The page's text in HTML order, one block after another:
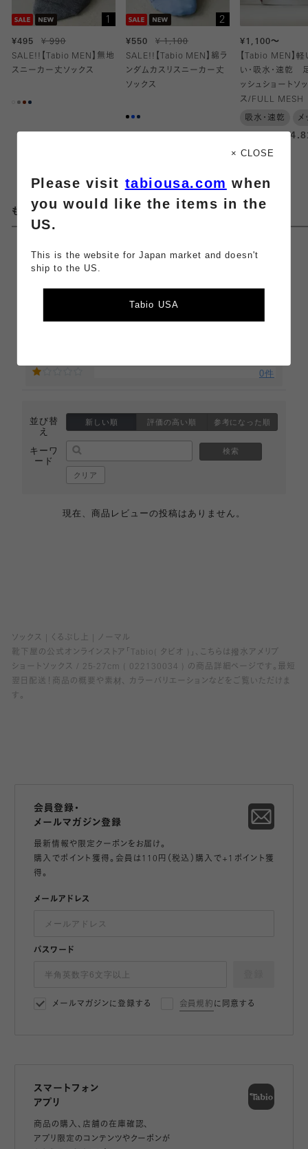
1
¥495
¥ 990
SALE!!【Tabio MEN】無地
スニーカー丈ソックス
2
¥550
¥ 1,100
SALE!!【Tabio MEN】綿ラ
ンダムカスリスニーカー丈
ソックス
¥1,100～
【Tabio MEN】軽
い・吸水・速乾
ッシュショートソ
ス/FULL MESH
吸水・速乾 メ
もっとみる
0.0 （
0件
0件
並び替
え
新しい順 評価の高い順 参考になった順
キーワ
ード
検索
クリア
現在、商品レビューの投稿はありません。
ソックス くるぶし上
ノーマル
靴下屋の公式オンラインストア「Tabio( タビオ )」、こちらは撥水アメリブ
ショートソックス / 25-27cm ( 022130034 ) の商品詳細ページです。最短
翌日配送！商品の概要や素材、 カラーバリエーションなどをご覧いただけま
す。
会員登録・
メールマガジン登録
最新情報や限定クーポンをお届け。
購入でポイント獲得。会員は110円（税込）購入で+1ポイント獲
得。
メールアドレス
パスワード
メールマガジンに登録する 会員規約 に同意する
スマートフォン
アプリ
商品の購入、店舗の在庫確認、
アプリ限定のコンテンツやクーポンが
× CLOSE
Please visit tabiousa.com when
you would like the items in the
US.
This is the website for Japan market and doesn't
ship to the US.
Tabio USA